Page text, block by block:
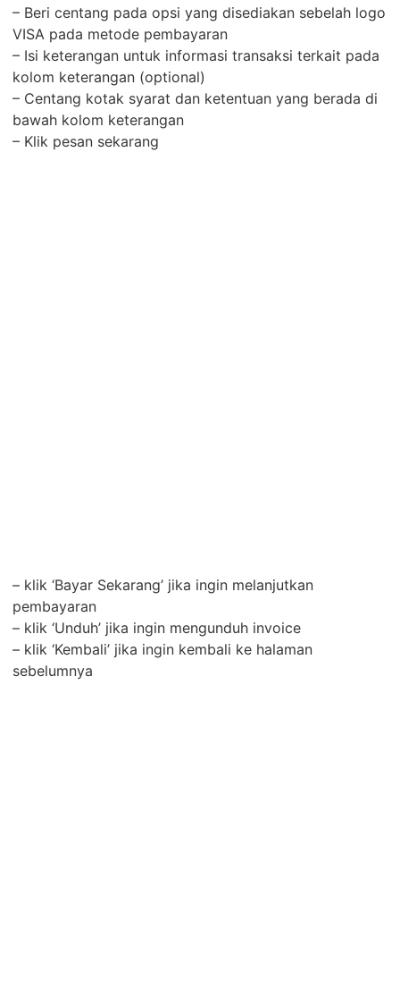
– Beri centang pada opsi yang disediakan sebelah logo
VISA pada metode pembayaran
– Isi keterangan untuk informasi transaksi terkait pada
kolom keterangan (optional)
– Centang kotak syarat dan ketentuan yang berada di
bawah kolom keterangan
– Klik pesan sekarang
– klik ‘Bayar Sekarang’ jika ingin melanjutkan
pembayaran
– klik ‘Unduh’ jika ingin mengunduh invoice
– klik ‘Kembali’ jika ingin kembali ke halaman
sebelumnya